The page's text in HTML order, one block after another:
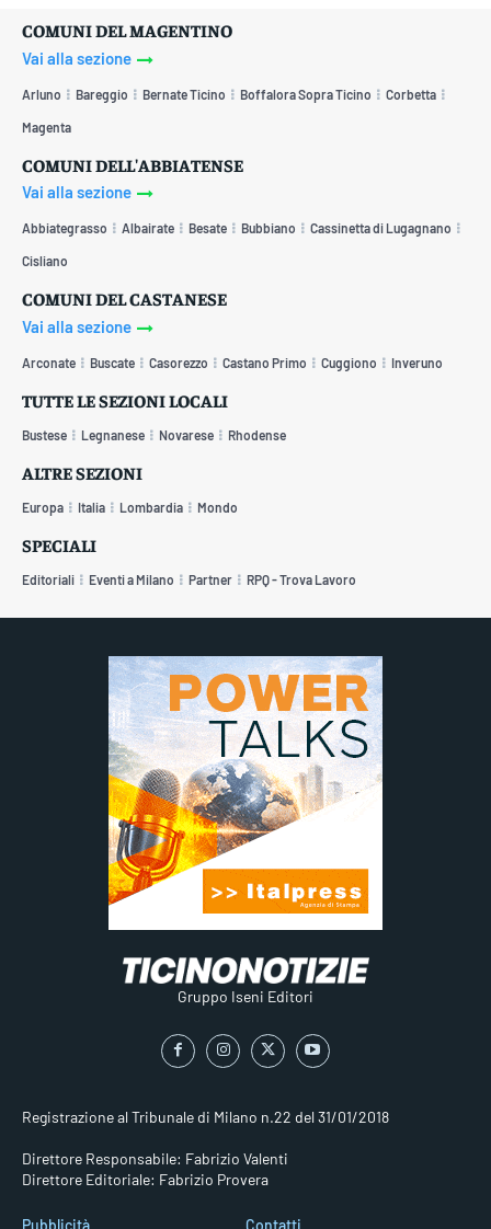
COMUNI DEL MAGENTINO
Vai alla sezione
Arluno Bareggio Bernate Ticino Boffalora Sopra Ticino Corbetta
Magenta
COMUNI DELL'ABBIATENSE
Vai alla sezione
Abbiategrasso Albairate Besate Bubbiano Cassinetta di Lugagnano
Cisliano
COMUNI DEL CASTANESE
Vai alla sezione
Arconate Buscate Casorezzo Castano Primo Cuggiono Inveruno
TUTTE LE SEZIONI LOCALI
Bustese Legnanese Novarese Rhodense
ALTRE SEZIONI
Europa Italia Lombardia Mondo
SPECIALI
Editoriali Eventi a Milano Partner RPQ - Trova Lavoro
Gruppo Iseni Editori
Registrazione al Tribunale di Milano n.22 del 31/01/2018
Direttore Responsabile: Fabrizio Valenti
Direttore Editoriale: Fabrizio Provera
Pubblicità Contatti